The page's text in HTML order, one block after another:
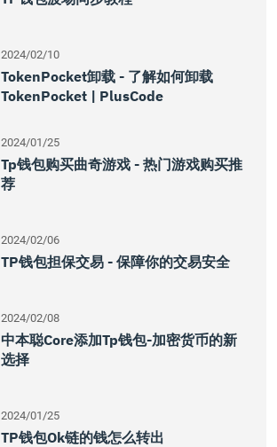
2024/02/10
TokenPocket卸载 - 了解如何卸载
TokenPocket | PlusCode
2024/01/25
Tp钱包购买曲奇游戏 - 热门游戏购买推
荐
2024/02/06
TP钱包担保交易 - 保障你的交易安全
2024/02/08
中本聪core添加tp钱包-加密货币的新
选择
2024/01/25
TP钱包ok链的钱怎么转出